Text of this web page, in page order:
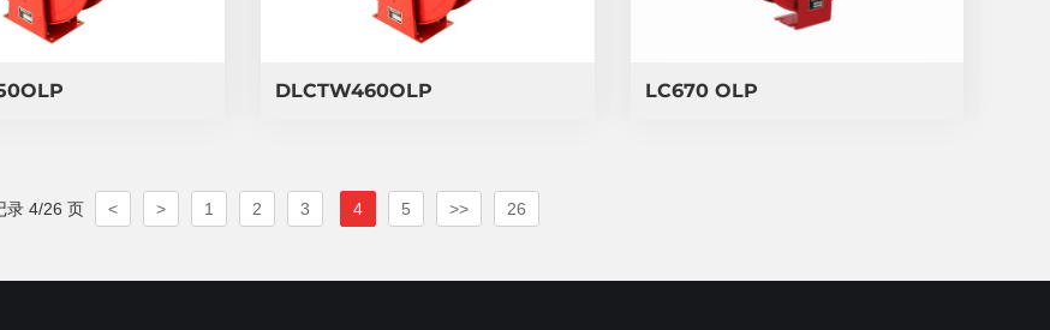
DLCTW460OLP LC670 OLP
录 4/26 页 < > 1 2 3 4 5 >> 26